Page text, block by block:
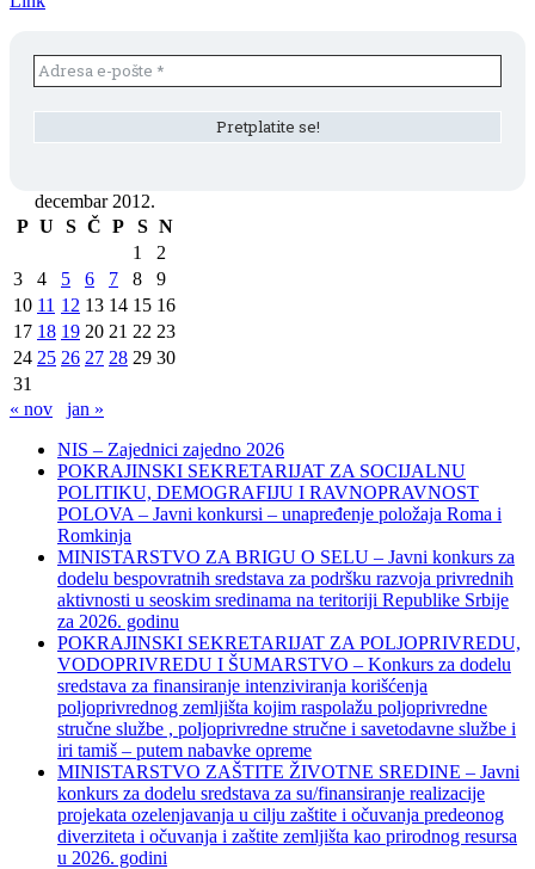
decembar 2012.
P U S Č P S N
1
2
3
4 5 6 7 8
9
10 11 12 13 14 15 16
17 18 19 20 21 22 23
24 25 26 27 28 29 30
31
« nov
jan »
NIS – Zajednici zajedno 2026
POKRAJINSKI SEKRETARIJAT ZA SOCIJALNU
POLITIKU, DEMOGRAFIJU I RAVNOPRAVNOST
POLOVA – Javni konkursi – unapređenje položaja Roma i
Romkinja
MINISTARSTVO ZA BRIGU O SELU – Javni konkurs za
dodelu bespovratnih sredstava za podršku razvoja privrednih
aktivnosti u seoskim sredinama na teritoriji Republike Srbije
za 2026. godinu
POKRAJINSKI SEKRETARIJAT ZA POLJOPRIVREDU,
VODOPRIVREDU I ŠUMARSTVO – Konkurs za dodelu
sredstava za finansiranje intenziviranja korišćenja
poljoprivrednog zemljišta kojim raspolažu poljoprivredne
stručne službe , poljoprivredne stručne i savetodavne službe i
iri tamiš ‒ putem nabavke opreme
MINISTARSTVO ZAŠTITE ŽIVOTNE SREDINE – Javni
konkurs za dodelu sredstava za su/finansiranje realizacije
projekata ozelenjavanja u cilju zaštite i očuvanja predeonog
diverziteta i očuvanja i zaštite zemljišta kao prirodnog resursa
u 2026. godini